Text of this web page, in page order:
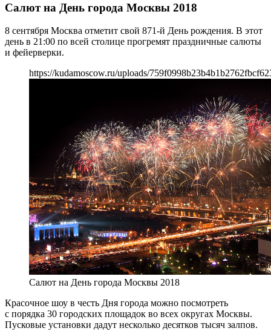
Салют на День города Москвы 2018
8 сентября Москва отметит свой 871-й День рождения. В этот
день в 21:00 по всей столице прогремят праздничные салюты
и фейерверки.
https://kudamoscow.ru/uploads/
Салют на День города Москвы 2018
Красочное шоу в честь Дня города можно посмотреть
с порядка 30 городских площадок во всех округах Москвы.
Пусковые установки дадут несколько десятков тысяч залпов.